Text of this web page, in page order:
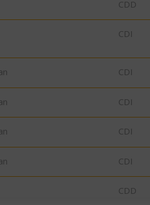
CDD
CDI
CDI
CDI
CDI
CDI
CDD